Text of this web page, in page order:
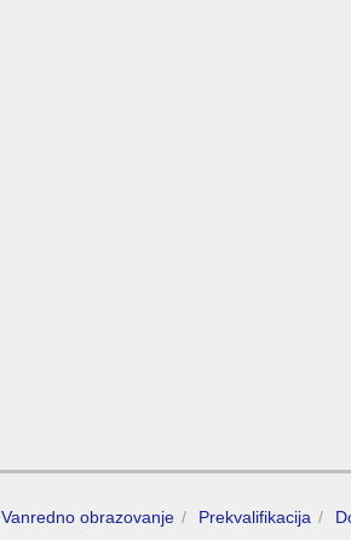
Vanredno obrazovanje Prekvalifikacija